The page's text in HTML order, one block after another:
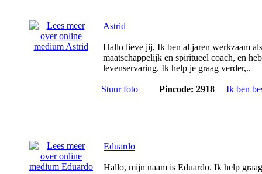
Astrid
Hallo lieve jij, Ik ben al jaren werkzaam als
maatschappelijk en spiritueel coach, en
levenservaring. Ik help je graag verder,..
Stuur foto Pincode: 2918 Ik ben
Eduardo
Hallo, mijn naam is Eduardo. Ik help graag